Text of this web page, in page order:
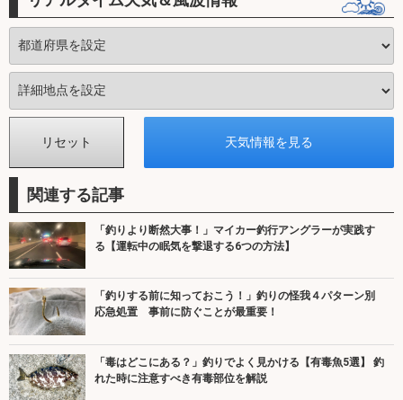
関連する記事
「釣りより断然大事！」マイカー釣行アングラーが実践す
る【運転中の眠気を撃退する6つの方法】
「釣りする前に知っておこう！」釣りの怪我４パターン別
応急処置 事前に防ぐことが最重要！
「毒はどこにある？」釣りでよく見かける【有毒魚5選】 釣
れた時に注意すべき有毒部位を解説